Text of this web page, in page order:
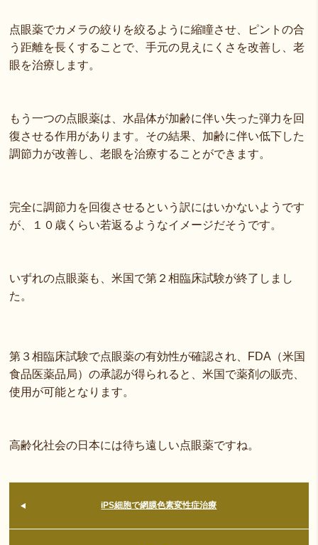
点眼薬でカメラの絞りを絞るように縮瞳させ、ピントの合
う距離を長くすることで、手元の見えにくさを改善し、老
眼を治療します。
もう一つの点眼薬は、水晶体が加齢に伴い失った弾力を回
復させる作用があります。その結果、加齢に伴い低下した
調節力が改善し、老眼を治療することができます。
完全に調節力を回復させるという訳にはいかないようです
が、１０歳くらい若返るようなイメージだそうです。
いずれの点眼薬も、米国で第２相臨床試験が終了しまし
た。
第３相臨床試験で点眼薬の有効性が確認され、FDA（米国
食品医薬品局）の承認が得られると、米国で薬剤の販売、
使用が可能となります。
高齢化社会の日本には待ち遠しい点眼薬ですね。
iPS細胞で網膜色素変性症治療